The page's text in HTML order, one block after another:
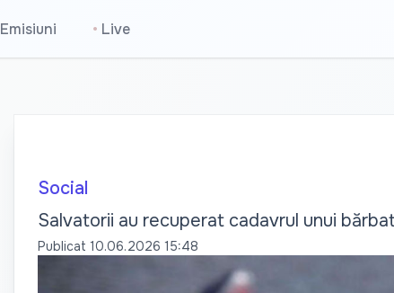
Emisiuni • Live
Social
Salvatorii au recuperat cadavrul unui
Publicat 10.06.2026 15:48